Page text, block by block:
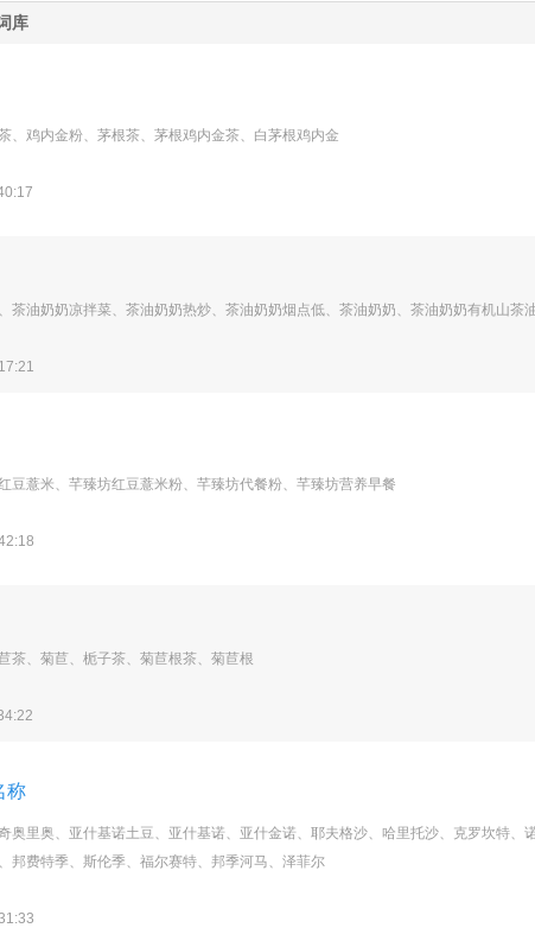
库
、鸡内金粉、茅根茶、茅根鸡内金茶、白茅根鸡内金
茶油奶奶凉拌菜、茶油奶奶热炒、茶油奶奶烟点低、茶油奶奶、茶油奶奶有机山茶
豆薏米、芊臻坊红豆薏米粉、芊臻坊代餐粉、芊臻坊营养早餐
茶、菊苣、栀子茶、菊苣根茶、菊苣根
称
奥里奥、亚什基诺土豆、亚什基诺、亚什金诺、耶夫格沙、哈里托沙、克罗坎特、
邦费特季、斯伦季、福尔赛特、邦季河马、泽菲尔